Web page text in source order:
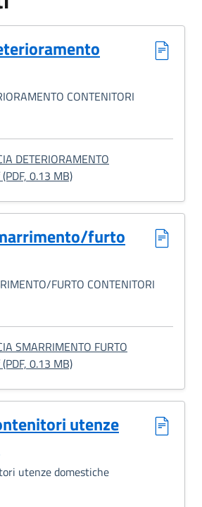
CONTENITORI
DETERIORAMENTO
0.13 MB): Denuncia
furto
FURTO CONTENITORI
SMARRIMENTO FURTO
0.13 MB): Denuncia smarrimento/
utenze
utenze domestiche